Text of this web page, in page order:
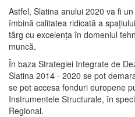
Astfel, Slatina anului 2020 va fi
îmbină calitatea ridicată a
târg cu excelenţa în domeniul
muncă.
În baza Strategiei Integrate de
Slatina 2014 - 2020 se pot
se pot accesa fonduri europene
Instrumentele Structurale, în
Regional.